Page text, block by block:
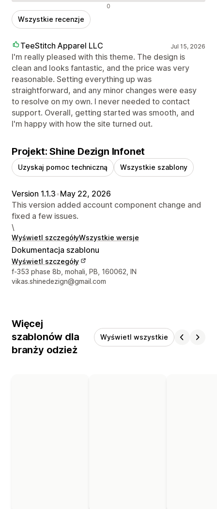
0
Wszystkie recenzje
TeeStitch Apparel LLC Jul 15, 2026
I'm really pleased with this theme. The design is
clean and looks fantastic, and the price was very
reasonable. Setting everything up was
straightforward, and any minor changes were easy
to resolve on my own. I never needed to contact
support. Overall, getting started was smooth, and
I'm happy with how the site turned out.
Projekt: Shine Dezign Infonet
Uzyskaj pomoc techniczną Wszystkie szablony
Version 1.1.3•May 22, 2026
This version added account component change and
fixed a few issues.
\
Wyświetl szczegółyWszystkie wersje
Dokumentacja szablonu
Wyświetl szczegóły
Dane kontaktowe projektanta
f-353 phase 8b, mohali, PB, 160062, IN
vikas.shinedezign@gmail.com
Więcej
szablonów dla
branży odzież
Wyświetl wszystkie